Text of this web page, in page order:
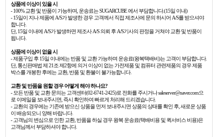
상품에 이상이 있을 시
- 100% 교환 및 반품이 가능하며, 운송료는 SUGARCUBE 에서 부담합니다.(15일 이내)
- 15일이 지나 제품에 A/S가 발생한 경우 고객께서 직접 제조사에 문의 하시어 A/S를 받으셔야
합니다.
단, 15일 이내에 A/S가 발생하면 제조사 A/S 의뢰 후 A/S기사의 판정을 거쳐야 교환 및 반품이
됩니다.
상품에 이상이 없을 시
- 제품구입 후 15일 이내에는 반품 및 교환 가능하며 운송료(왕복택배비)는 고객이 부담합니다.
단, 통신판매법 제 21조 제2항에 의거 이상이 없는 가전제품 및 컴퓨터 관련제품의 경우 제품
박스를 개봉한 후에는 교환, 반품 및 환불이 불가능합니다.
교환 및 반품을 원할 경우 어떻게 해야 하나요?
- 모든 반품 및 교환 문의는 고객센터(02-6741-2425)로 전화를 주시거나 saleserver@naver.com으
로 이메일을 보내주시면, 즉시 확인하여 빠르게 처리해 드리겠습니다.
- 교환의 경우에는 기존에 받으신 상품을 먼저 보내주시면 상품의 상태를 확인 후, 새로운 상품
이 배송되오니 양해 바랍니다.
- 고객님의 변심으로 인한 교환, 반품을 하실 경우 왕복 운송료(택배비용 및 퀵서비스 비용)은
고객님께서 부담하셔야 합니다.